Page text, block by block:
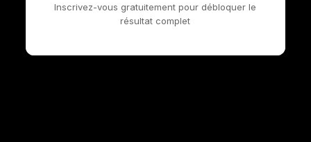
Inscrivez-vous gratuitement pour débloquer le
résultat complet